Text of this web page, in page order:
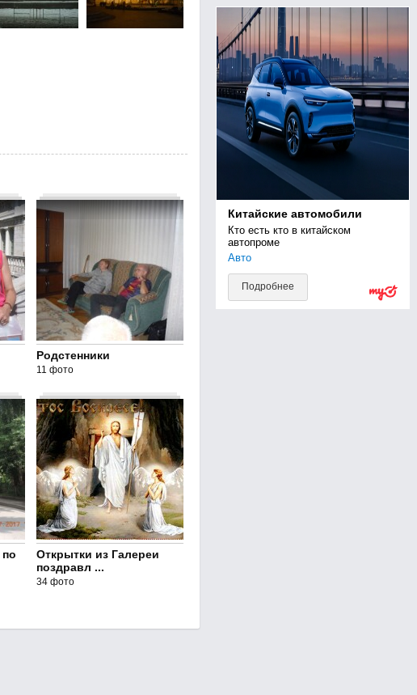
Родстенники
11 фото
по
Открытки из Галереи
поздравл ...
34 фото
Китайские автомобили
Кто есть кто в китайском
автопроме
Авто
Подробнее